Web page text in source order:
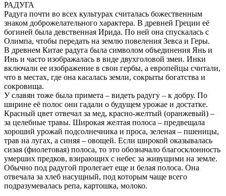
РАДУГА
Радуга почти во всех культурах считалась божественным
знаком доброжелательного характера. В древней Греции её
богиней была девственная Ирида. По ней она спускалась с
Олимпа, чтобы передать на землю повеления Зевса и Геры.
В древнем Китае радуга была символом объединения Янь и
Инь и часто изображалась в виде двухголовой змеи. Инки
включали ее изображение в свои гербы, а европейцы считали,
что в местах, где она касалась земли, сокрыты богатства и
сокровища.
У славян тоже была примета – видеть радугу – к добру. По
ширине её полос они гадали о будущем урожае и достатке.
Красный цвет отвечал за мед, красно-желтый (оранжевый) –
за целебные травы. Широкая желтая полоса – предвещала
хороший урожай подсолнечника и проса, зеленая – пшеницы,
трав на лугах, а синяя – овощей. Если широкой оказывалась
сизая (фиолетовая) полоса, то это обозначало благосклонность
умерших предков, взирающих с небес за живущими на земле.
Обычно под радугой пролегает еще и белая полоса. Она
отвечала за хлеб насущный, под которым чаще всего
подразумевалась репа, картошка, молоко.